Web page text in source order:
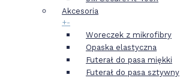
Akcesoria
+-
Woreczek z mikrofibry
Opaska elastyczna
Futerał do pasa miękki
Futerał do pasa sztywny